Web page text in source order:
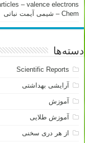
Chem – شیمی آیمت نباتی
دسته‌ها
Scientific Reports
آرایشی بهداشتی
آموزش
آموزش طلایی
از هر دری سخنی